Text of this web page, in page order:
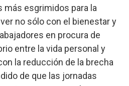
más esgrimidos para la
no sólo con el bienestar y
en procura de
entre la vida personal y
la reducción de la brecha
de que las jornadas